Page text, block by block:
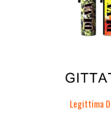
Legittima